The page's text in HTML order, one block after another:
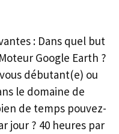
: Dans quel but
Google Earth ?
débutant(e) ou
le domaine de
de temps pouvez-
jour ? 40 heures par